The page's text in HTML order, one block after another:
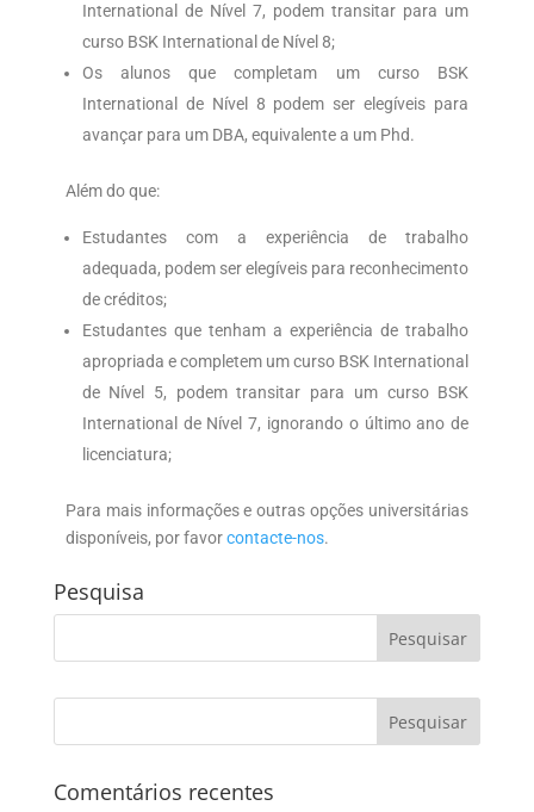
International de Nível 7, podem transitar para um
curso BSK International de Nível 8;
Os alunos que completam um curso BSK
International de Nível 8 podem ser elegíveis para
avançar para um DBA, equivalente a um Phd.
Além do que:
Estudantes com a experiência de trabalho
adequada, podem ser elegíveis para reconhecimento
de créditos;
Estudantes que tenham a experiência de trabalho
apropriada e completem um curso BSK International
de Nível 5, podem transitar para um curso BSK
International de Nível 7, ignorando o último ano de
licenciatura;
Para mais informações e outras opções universitárias
disponíveis, por favorcontacte-nos.
Pesquisa
Comentários recentes